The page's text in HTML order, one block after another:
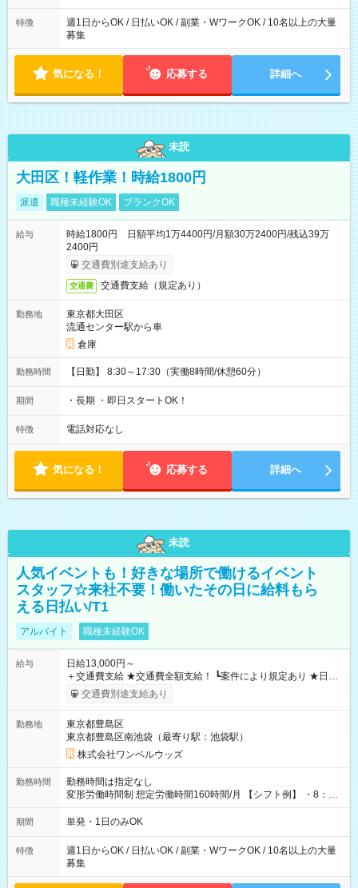
特徴
週1日からOK / 日払いOK / 副業・WワークOK / 10名以上の大量
募集
気になる！ 応募する 詳細へ
未読
大田区！軽作業！時給1800円
派遣 職種未経験OK ブランクOK
給与
時給1800円 日額平均1万4400円/月額30万2400円/残込39万
2400円
交通費別途支給あり
交通費 交通費支給（規定あり）
勤務地
東京都大田区
流通センター駅から車
倉庫
勤務時間 【日勤】 8:30～17:30（実働8時間/休憩60分）
期間 ・長期 ・即日スタートOK！
特徴 電話対応なし
気になる！ 応募する 詳細へ
未読
人気イベントも！好きな場所で働けるイベント
スタッフ☆来社不要！働いたその日に給料もら
える日払い/T1
アルバイト 職種未経験OK
給与
日給13,000円～
＋交通費支給 ★交通費全額支給！ ┗案件により規定あり ★日払
いOK！（規定あり） ┗働いたその日に現金GET♪ お仕事後はコ
ンビニATMから 日払い分を引き落とせます！ 【試用期間】試
交通費別途支給あり
勤務地
東京都豊島区
東京都豊島区南池袋（最寄り駅：池袋駅）
株式会社ワンベルウッズ
勤務時間
勤務時間は指定なし
変形労働時間制 想定労働時間160時間/月 【シフト例】 ・8：00
～21：00
期間 単発・1日のみOK
特徴
週1日からOK / 日払いOK / 副業・WワークOK / 10名以上の大量
募集